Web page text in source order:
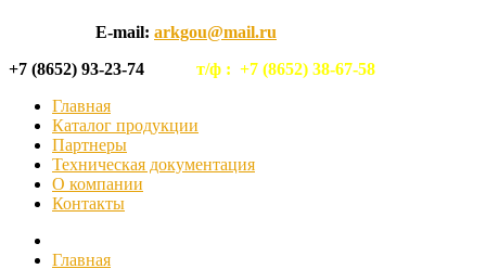
E-mail: arkgou@mail.ru
+7 (8652) 93-23-74 т/ф : +7 (8652) 38-67-58
Главная
Каталог продукции
Партнеры
Техническая документация
О компании
Контакты
Главная